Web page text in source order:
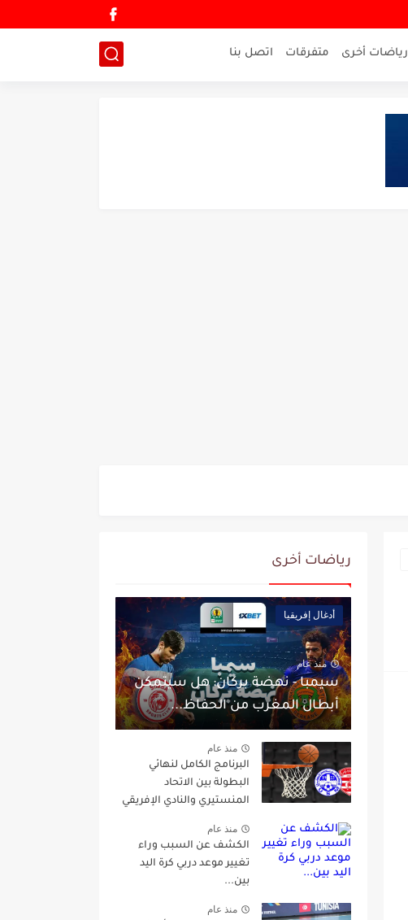
رياضات أخرى متفرقات اتصل بنا
رياضات أخرى
أدغال إفريقيا
منذ عام
سيمبا - نهضة بركان: هل سيتمكن
أبطال المغرب من الحفاظ...
منذ عام
البرنامج الكامل لنهائي
البطولة بين الاتحاد
المنستيري والنادي الإفريقي
منذ عام
الكشف عن السبب وراء
تغيير موعد دربي كرة اليد
بين...
منذ عام